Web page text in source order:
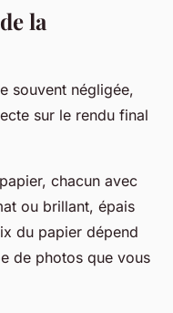
la
souvent négligée,
sur le rendu final
chacun avec
ou brillant, épais
du papier dépend
de photos que vous